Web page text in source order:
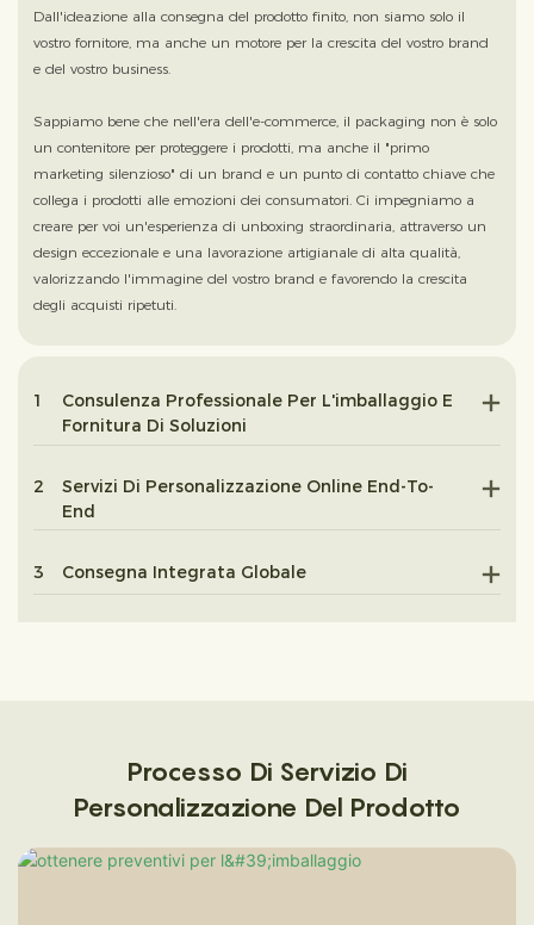
Dall'ideazione alla consegna del prodotto finito, non siamo solo il
vostro fornitore, ma anche un motore per la crescita del vostro brand
e del vostro business.
Sappiamo bene che nell'era dell'e-commerce, il packaging non è solo
un contenitore per proteggere i prodotti, ma anche il "primo
marketing silenzioso" di un brand e un punto di contatto chiave che
collega i prodotti alle emozioni dei consumatori. Ci impegniamo a
creare per voi un'esperienza di unboxing straordinaria, attraverso un
design eccezionale e una lavorazione artigianale di alta qualità,
valorizzando l'immagine del vostro brand e favorendo la crescita
degli acquisti ripetuti.
1
Consulenza Professionale Per L'imballaggio E
Fornitura Di Soluzioni
2
Servizi Di Personalizzazione Online End-To-
End
3 Consegna Integrata Globale
Processo Di Servizio Di
Personalizzazione Del Prodotto